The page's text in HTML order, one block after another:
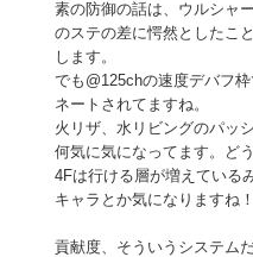
素の防御の話は、ウルシャ
のステの差に愕然としたこ
します。
でも@125chの速度デバフ
ネートされてますね。
火リザ、水リビングのパッ
何気に気になってます。ど
4Fは行ける層が増えている
キャラとか気になりますね！
貢献度、そういうシステム